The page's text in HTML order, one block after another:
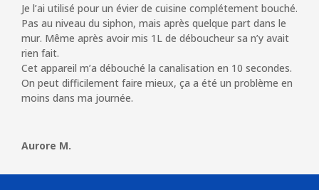
Je l’ai utilisé pour un évier de cuisine complétement bouché.
Pas au niveau du siphon, mais après quelque part dans le
mur. Même après avoir mis 1L de déboucheur sa n’y avait
rien fait.
Cet appareil m’a débouché la canalisation en 10 secondes.
On peut difficilement faire mieux, ça a été un problème en
moins dans ma journée.
Aurore M.